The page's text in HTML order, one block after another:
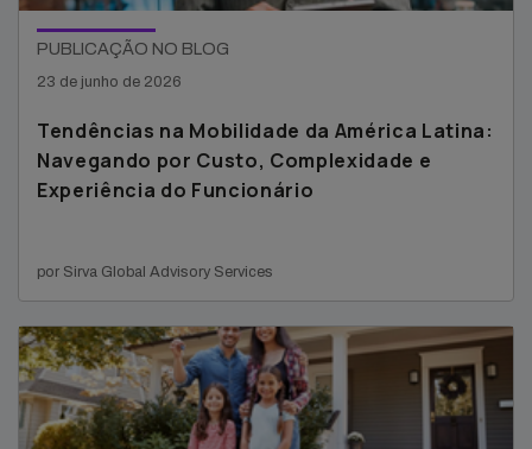
PUBLICAÇÃO NO BLOG
23 de junho de 2026
Tendências na Mobilidade da América Latina:
Navegando por Custo, Complexidade e
Experiência do Funcionário
por Sirva Global Advisory Services